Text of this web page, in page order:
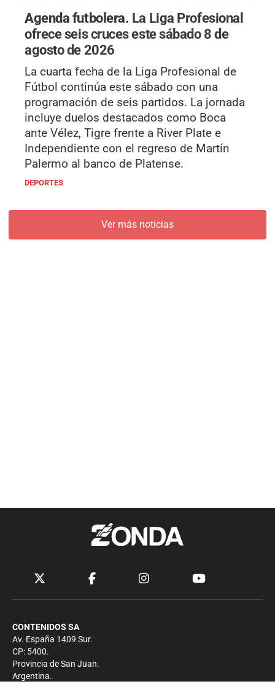
Agenda futbolera. La Liga Profesional
ofrece seis cruces este sábado 8 de
agosto de 2026
La cuarta fecha de la Liga Profesional de
Fútbol continúa este sábado con una
programación de seis partidos. La jornada
incluye duelos destacados como Boca
ante Vélez, Tigre frente a River Plate e
Independiente con el regreso de Martín
Palermo al banco de Platense.
DEPORTES
Ver más noticias
CONTENIDOS SA
Av. España 1409 Sur.
CP: 5400.
Provincia de San Juan.
Argentina.